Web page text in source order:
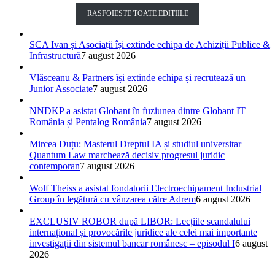
RASFOIESTE TOATE EDITIILE
SCA Ivan și Asociații își extinde echipa de Achiziții Publice &
Infrastructură7 august 2026
Vlăsceanu & Partners își extinde echipa și recrutează un
Junior Associate7 august 2026
NNDKP a asistat Globant în fuziunea dintre Globant IT
România și Pentalog România7 august 2026
Mircea Duțu: Masterul Dreptul IA și studiul universitar
Quantum Law marchează decisiv progresul juridic
contemporan7 august 2026
Wolf Theiss a asistat fondatorii Electroechipament Industrial
Group în legătură cu vânzarea către Adrem6 august 2026
EXCLUSIV ROBOR după LIBOR: Lecțiile scandalului
internațional și provocările juridice ale celei mai importante
investigații din sistemul bancar românesc – episodul I6 august
2026